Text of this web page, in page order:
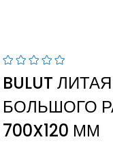
BULUT
БОЛЬШОГО
700X120 ММ